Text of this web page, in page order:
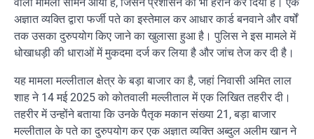
अज्ञात व्यक्ति द्वारा फर्जी पते का इस्तेमाल कर आधार कार्ड बनवाने और वर्षों
तक उसका दुरुपयोग किए जाने का खुलासा हुआ है। पुलिस ने इस मामले में
धोखाधड़ी की धाराओं में मुकदमा दर्ज कर लिया है और जांच तेज कर दी है।
यह मामला मल्लीताल क्षेत्र के बड़ा बाजार का है, जहां निवासी अमित लाल
शाह ने 14 मई 2025 को कोतवाली मल्लीताल में एक लिखित तहरीर दी।
तहरीर में उन्होंने बताया कि उनके पैतृक मकान संख्या 21, बड़ा बाजार
मल्लीताल के पते का दुरुपयोग कर एक अज्ञात व्यक्ति अब्दुल अलीम खान ने